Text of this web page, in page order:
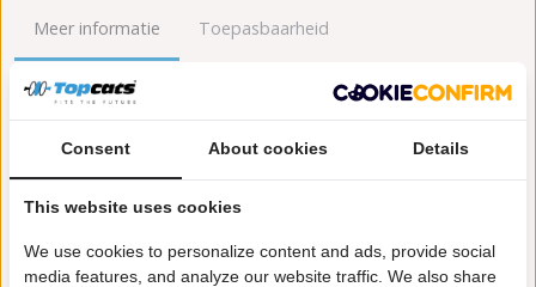
Meer informatie Toepasbaarheid
Origineel nummers
Garantie:2 jaar garantie
Materiaal:Keramiek
Enkel in combinatie met:FK91773
Product in orde:
Controleteken:E57-103R
Consent About cookies Details
This website uses cookies
We use cookies to personalize content and ads, provide social
media features, and analyze our website traffic. We also share